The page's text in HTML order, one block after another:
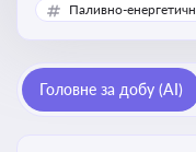
здійснюється
втрат при
розвитку
Паливно-
Головне за добу (AI)